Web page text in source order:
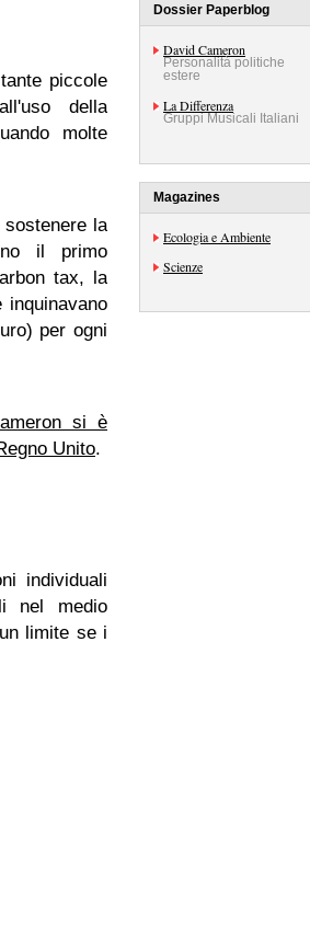
piccole
della
molte
la
il primo
tax, la
per ogni
si è
Unito.
individuali
nel medio
limite se i
Dossier Paperblog
David Cameron
Personalità politiche
estere
La Differenza
Gruppi Musicali Italiani
Magazines
Ecologia e Ambiente
Scienze